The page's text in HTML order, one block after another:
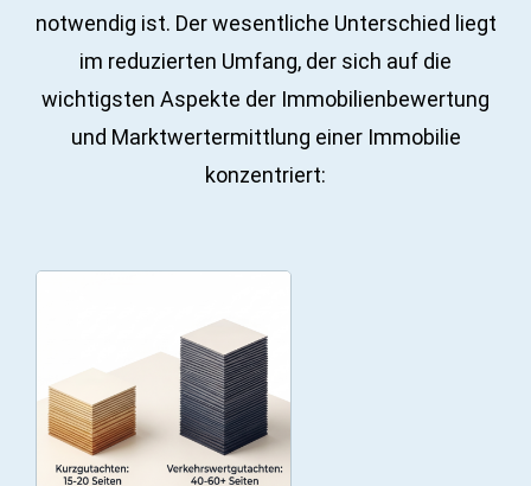
notwendig ist. Der wesentliche Unterschied liegt
im reduzierten Umfang, der sich auf die
wichtigsten Aspekte der Immobilienbewertung
und Marktwertermittlung einer Immobilie
konzentriert: